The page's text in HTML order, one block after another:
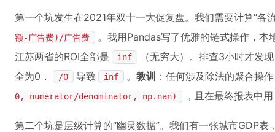
第一个坑发生在2021年双十一大促复盘。我们需要计算“各
额-广告费)/广告费
。我用Pandas写了优雅的链式操作，
江苏两省的ROI全部是
inf
（无穷大）。排查3小时才发
全为0，
/0 导致 inf 。 教训 ：任何涉及除法的聚合操
0, numerator/denominator, np.nan) ，且在最终报表中用
第二个坑是层级计算的“幽灵数据”。我们有一张城市GDP表